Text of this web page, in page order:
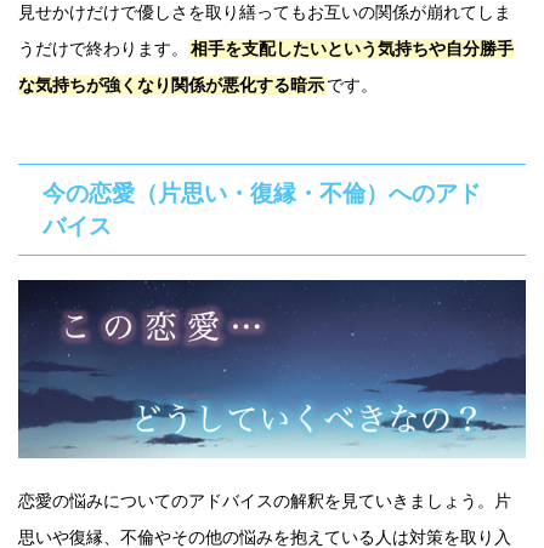
見せかけだけで優しさを取り繕ってもお互いの関係が崩れてしま
うだけで終わります。
相手を支配したいという気持ちや自分勝手
な気持ちが強くなり関係が悪化する暗示です。
今の恋愛（片思い・復縁・不倫）へのアド
バイス
恋愛の悩みについてのアドバイスの解釈を見ていきましょう。片
思いや復縁、不倫やその他の悩みを抱えている人は対策を取り入